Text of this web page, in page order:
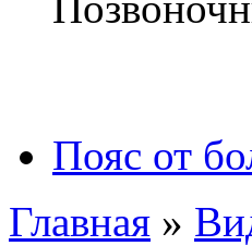
Пояс от
Главная »